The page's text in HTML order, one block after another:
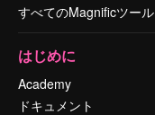
すべてのMagnificツール
はじめに
Academy
ドキュメント